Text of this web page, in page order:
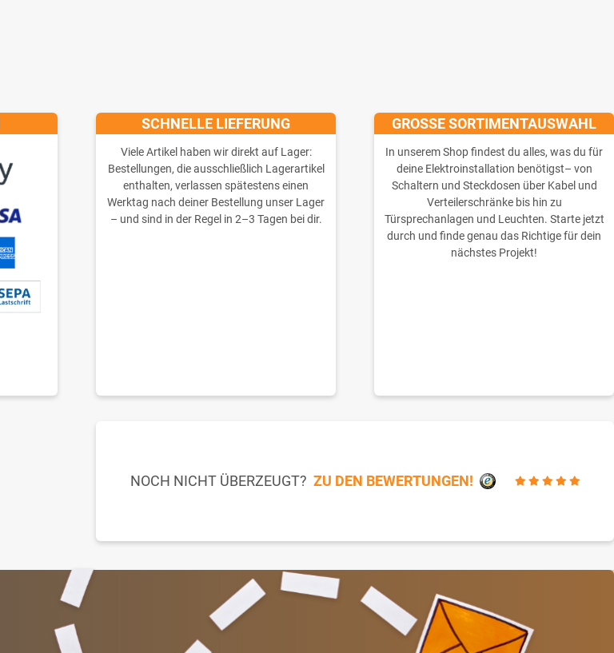
SCHNELLE LIEFERUNG
Viele Artikel haben wir direkt auf Lager:
Bestellungen, die ausschließlich Lagerartikel
enthalten, verlassen spätestens einen
Werktag nach deiner Bestellung unser Lager
– und sind in der Regel in 2–3 Tagen bei dir.
GROSSE SORTIMENTAUSWAHL
In unserem Shop findest du alles, was du für
deine Elektroinstallation benötigst– von
Schaltern und Steckdosen über Kabel und
Verteilerschränke bis hin zu
Türsprechanlagen und Leuchten. Starte jetzt
durch und finde genau das Richtige für dein
nächstes Projekt!
NOCH NICHT ÜBERZEUGT? ZU DEN BEWERTUNGEN!